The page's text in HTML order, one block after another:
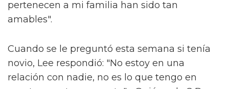
pertenecen a mi familia han sido tan
amables".
Cuando se le preguntó esta semana si tenía
novio, Lee respondió: "No estoy en una
relación con nadie, no es lo que tengo en